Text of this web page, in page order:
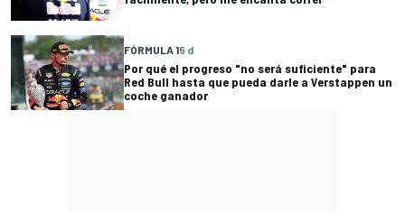
FÓRMULA 15 d
Por qué el progreso "no será suficiente" para
Red Bull hasta que pueda darle a Verstappen un
coche ganador